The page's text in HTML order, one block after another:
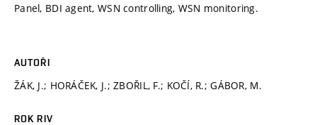
Panel, BDI agent, WSN controlling, WSN monitoring.
AUTOŘI
ŽÁK, J.; HORÁČEK, J.; ZBOŘIL, F.; KOČÍ, R.; GÁBOR, M.
ROK RIV